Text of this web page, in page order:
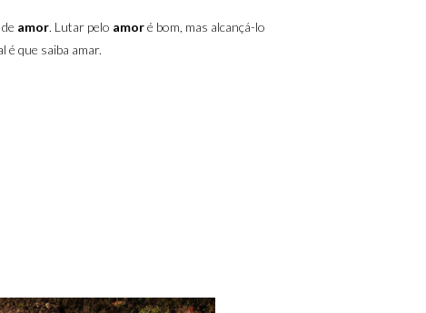
amor. Lutar pelo amoré bom, mas alcançá-lo
é que saiba amar.